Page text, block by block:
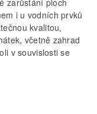
zarůstání ploch
i u vodních prvků
kvalitou,
včetně zahrad
v souvislosti se